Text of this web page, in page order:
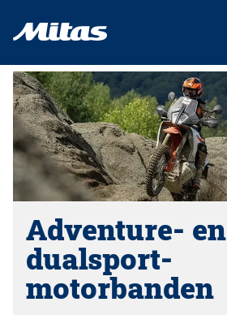
Adventure- en
dualsport-
motorbanden